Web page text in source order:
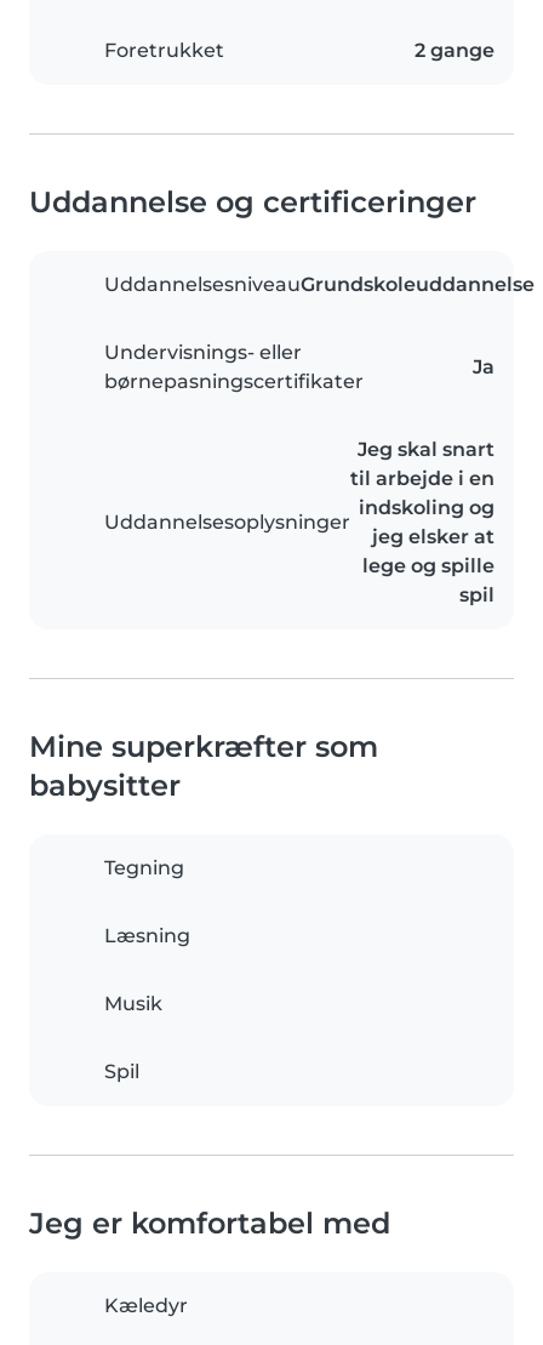
Foretrukket 2 gange
Uddannelse og certificeringer
UddannelsesniveauGrundskoleuddannelse
Undervisnings- eller
børnepasningscertifikater
Ja
Uddannelsesoplysninger
Jeg skal snart
til arbejde i en
indskoling og
jeg elsker at
lege og spille
spil
Mine superkræfter som
babysitter
Tegning
Læsning
Musik
Spil
Jeg er komfortabel med
Kæledyr